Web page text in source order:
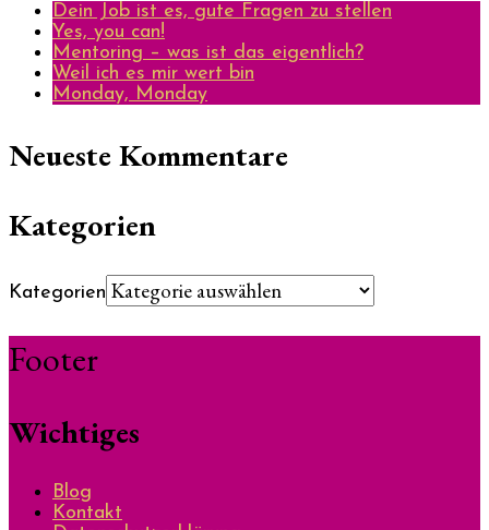
Dein Job ist es, gute Fragen zu stellen
Yes, you can!
Mentoring – was ist das eigentlich?
Weil ich es mir wert bin
Monday, Monday
Neueste Kommentare
Kategorien
Kategorien
Footer
Wichtiges
Blog
Kontakt